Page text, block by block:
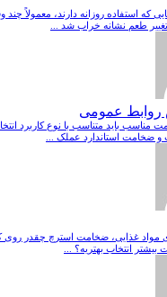
که استفاده روزانه دارند، معمولاً
طعم نشانه خراب شد ...
روابط عمومی
مناسب باید متناسب با نوع کاربرد
و ضخامت استاندارد عملک ...
مواد غذایی، ضخامت استرچ چقدر روی
انتخاب بهتریه؟ ...